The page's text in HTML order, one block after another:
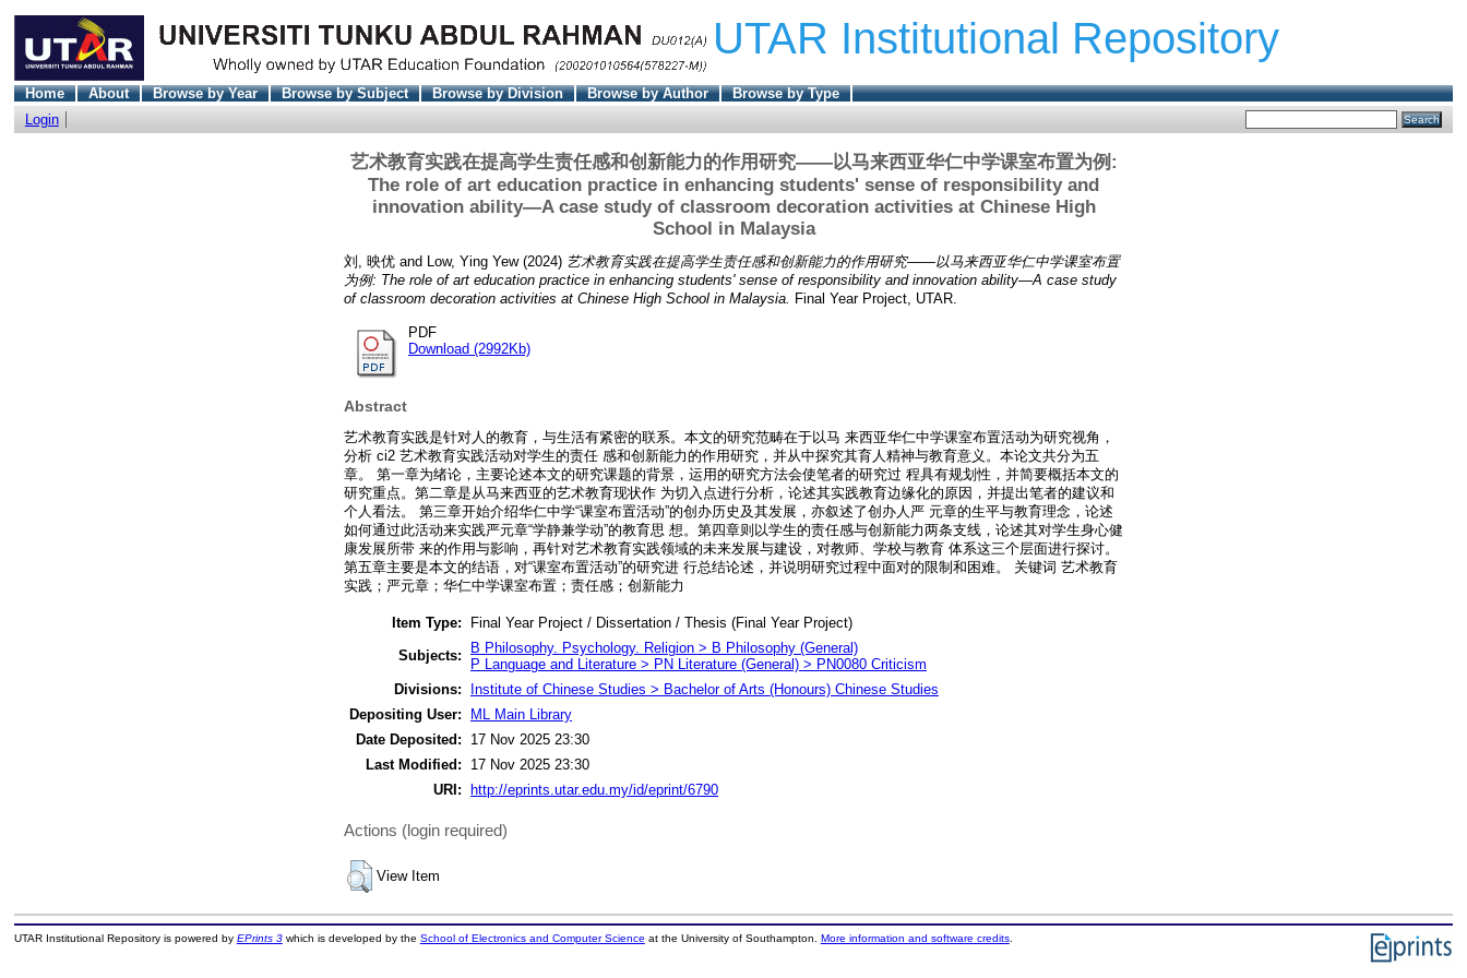
UTAR Institutional Repository
Home About Browse by Year Browse by Subject Browse by Division Browse by Author
Browse by Type
Login
艺术教育实践在提高学生责任感和创新能力的作用研究——以马来西亚华仁中学课室布置为例:
The role of art education practice in enhancing students' sense of responsibility and
innovation ability—A case study of classroom decoration activities at Chinese High
School in Malaysia
刘, 映优 and Low, Ying Yew(2024) 艺术教育实践在提高学生责任感和创新能力的作用研究——以马来西亚华仁中学课室布置
为例: The role of art education practice in enhancing students' sense of responsibility and innovation ability—A case study
of classroom decoration activities at Chinese High School in Malaysia. Final Year Project, UTAR.
PDF
Download (2992Kb)
Abstract
艺术教育实践是针对人的教育，与生活有紧密的联系。本文的研究范畴在于以马 来西亚华仁中学课室布置活动为研究视角，
分析 ci2 艺术教育实践活动对学生的责任 感和创新能力的作用研究，并从中探究其育人精神与教育意义。本论文共分为五
章。 第一章为绪论，主要论述本文的研究课题的背景，运用的研究方法会使笔者的研究过 程具有规划性，并简要概括本文的
研究重点。第二章是从马来西亚的艺术教育现状作 为切入点进行分析，论述其实践教育边缘化的原因，并提出笔者的建议和
个人看法。 第三章开始介绍华仁中学“课室布置活动”的创办历史及其发展，亦叙述了创办人严 元章的生平与教育理念，论述
如何通过此活动来实践严元章“学静兼学动”的教育思 想。第四章则以学生的责任感与创新能力两条支线，论述其对学生身心健
康发展所带 来的作用与影响，再针对艺术教育实践领域的未来发展与建设，对教师、学校与教育 体系这三个层面进行探讨。
第五章主要是本文的结语，对“课室布置活动”的研究进 行总结论述，并说明研究过程中面对的限制和困难。 关键词 艺术教育
实践；严元章；华仁中学课室布置；责任感；创新能力
Item Type:
Final Year Project / Dissertation / Thesis (Final Year Project)
Subjects:
B Philosophy. Psychology. Religion > B Philosophy (General)
P Language and Literature > PN Literature (General) > PN0080 Criticism
Divisions:
Institute of Chinese Studies > Bachelor of Arts (Honours) Chinese Studies
Depositing User:
ML Main Library
Date Deposited:
17 Nov 2025 23:30
Last Modified:
17 Nov 2025 23:30
URI:
http://eprints.utar.edu.my/id/eprint/6790
Actions (login required)
View Item
UTAR Institutional Repository is powered by EPrints 3which is developed by the School of Electronics and Computer Science at the University of Southampton. More information and software credits.